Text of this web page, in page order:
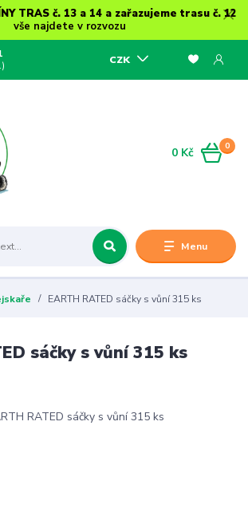
TRAS č. 13 a 14 a zařazujeme trasu č. 12
vše najdete v rozvozu
Menu
CZK
0
0 Kč
EARTH RATED sáčky s vůní 315 ks
sáčky s vůní 315 ks